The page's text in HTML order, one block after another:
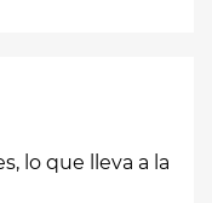
lo que lleva a la